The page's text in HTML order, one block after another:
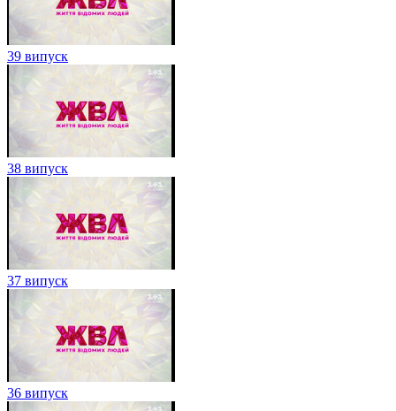
39 випуск
38 випуск
37 випуск
36 випуск